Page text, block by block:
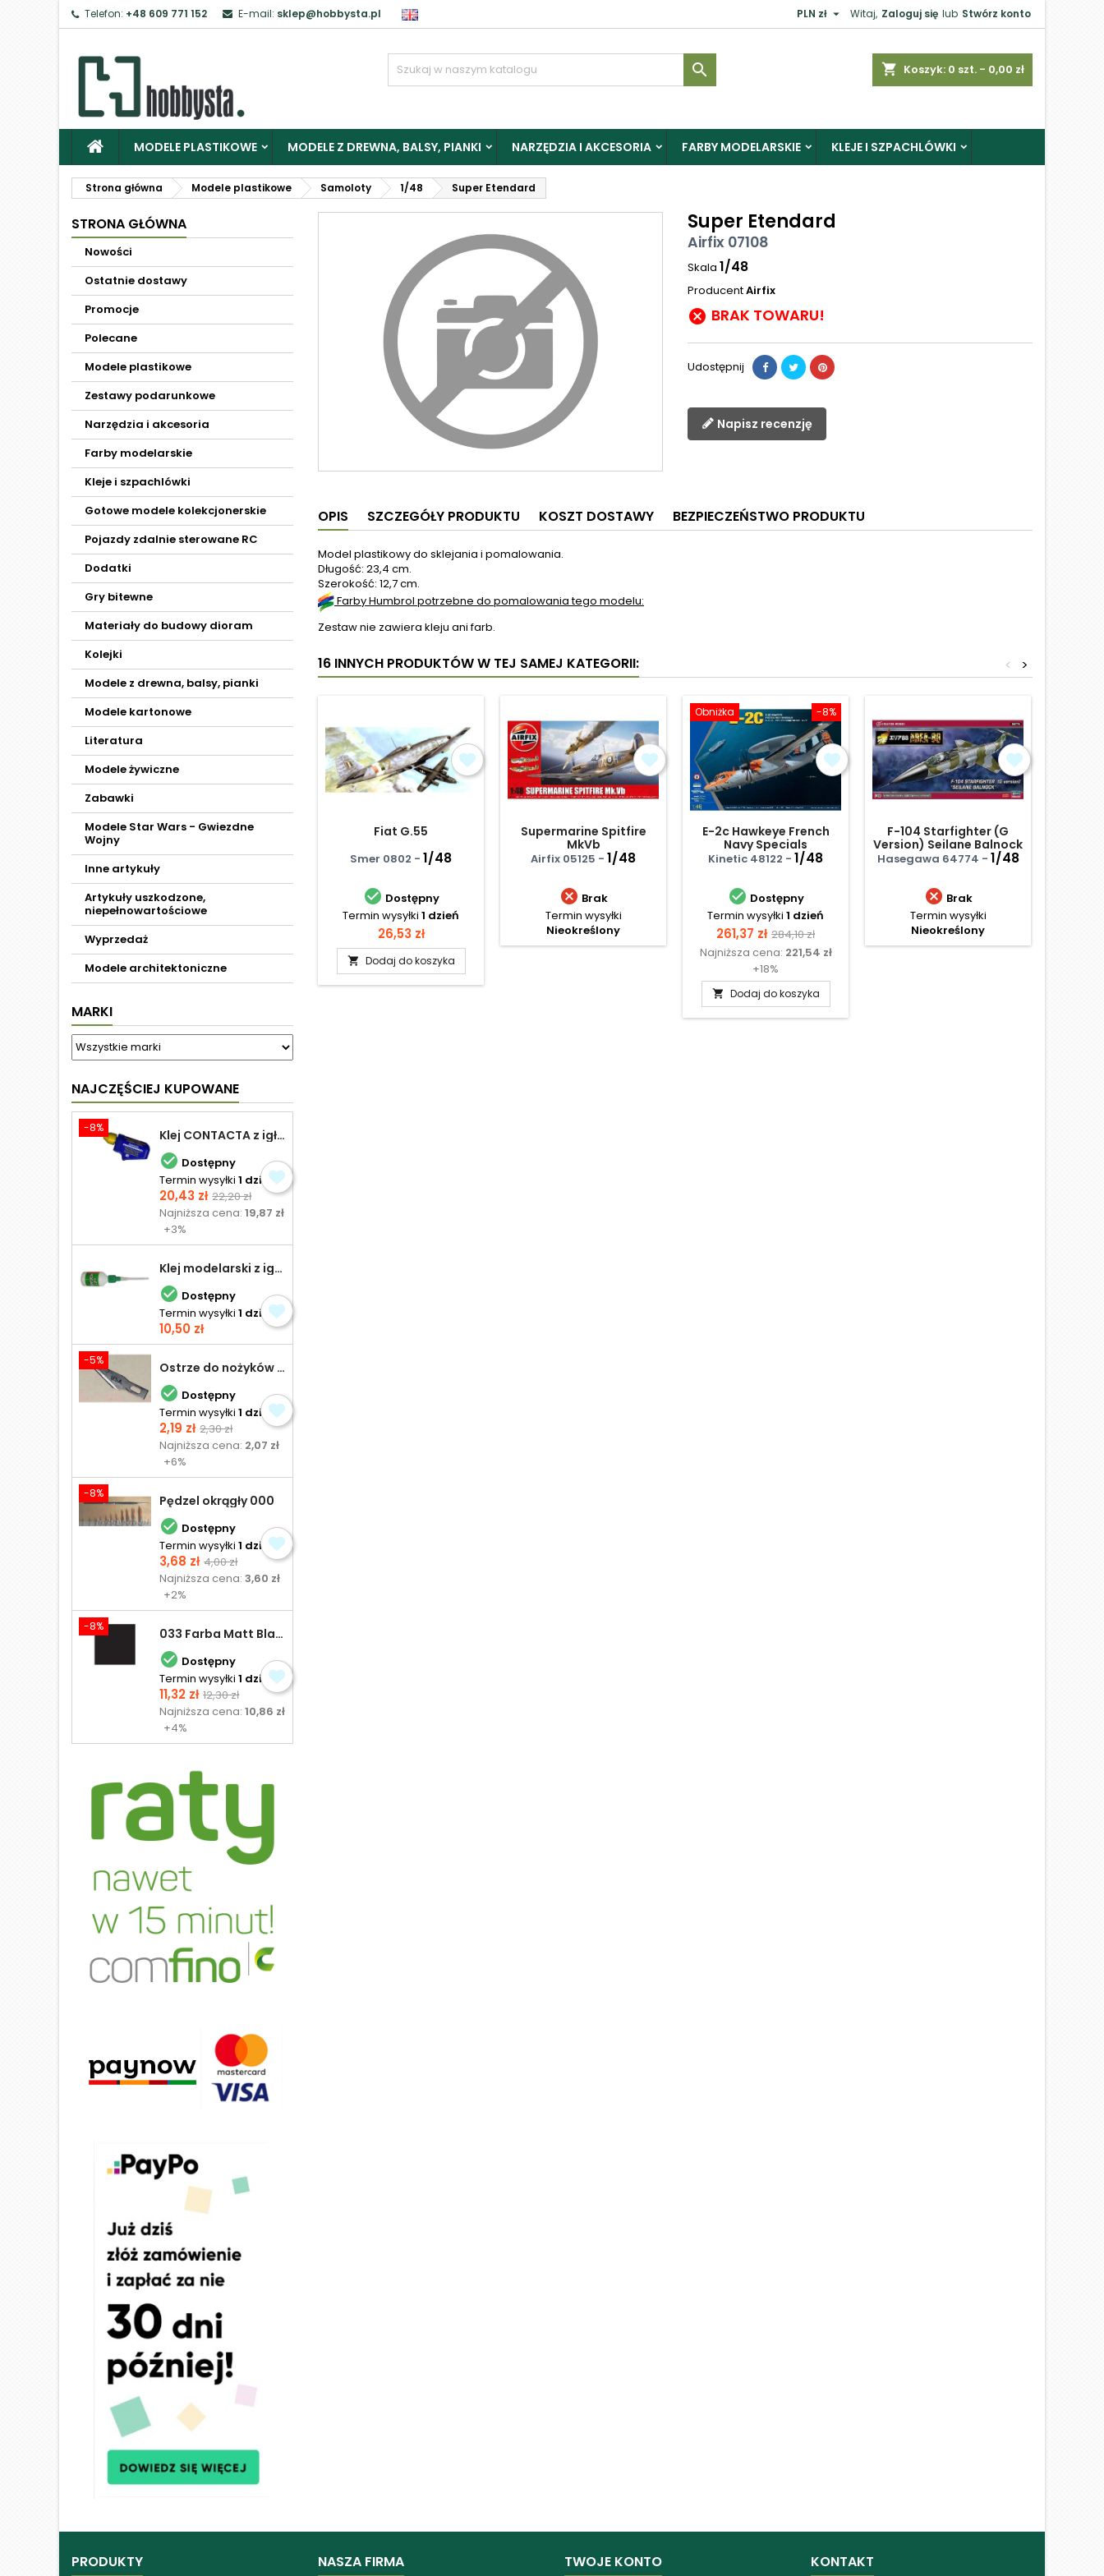
Telefon: +48 609 771 152 E-mail: sklep@hobbysta.pl Witaj, Zaloguj się lub Stwórz konto
PLN zł 
shopping_cart Koszyk: 0 szt. - 0,00 zł

MODELE PLASTIKOWE MODELE Z DREWNA, BALSY, PIANKI NARZĘDZIA I AKCESORIA FARBY MODELARSKIE KLEJE I SZPACHLÓWKI
Strona główna Modele plastikowe Samoloty 1/48 Super Etendard
STRONA GŁÓWNA
Nowości
Ostatnie dostawy
Promocje
Polecane
Modele plastikowe
Zestawy podarunkowe
Narzędzia i akcesoria
Farby modelarskie
Kleje i szpachlówki
Gotowe modele kolekcjonerskie
Pojazdy zdalnie sterowane RC
Dodatki
Gry bitewne
Materiały do budowy dioram
Kolejki
Modele z drewna, balsy, pianki
Modele kartonowe
Literatura
Modele żywiczne
Zabawki
Modele Star Wars - Gwiezdne
Wojny
Inne artykuły
Artykuły uszkodzone,
niepełnowartościowe
Wyprzedaż
Modele architektoniczne
MARKI
NAJCZĘŚCIEJ KUPOWANE
-8% Klej CONTACTA z igłą do plastiku 25,0 g
 Dostępny
Termin wysyłki 1 dzień
Cena
20,43 zł Cena
podstawowa
22,20 zł
Najniższa cena:19,87 zł
+3%
Klej modelarski z igłą 30 ml
 Dostępny
Termin wysyłki 1 dzień
Cena
10,50 zł
-5% Ostrze do nożyków Excel
 Dostępny
Termin wysyłki 1 dzień
Cena
2,19 zł Cena
podstawowa
2,30 zł
Najniższa cena: 2,07 zł
+6%
-8% Pędzel okrągły 000
 Dostępny
Termin wysyłki 1 dzień
Cena
3,68 zł Cena
podstawowa
4,00 zł
Najniższa cena:3,60 zł
+2%
-8% 033 Farba Matt Black - olejna
 Dostępny
Termin wysyłki 1 dzień
Cena
11,32 zł Cena
podstawowa
12,30 zł
Najniższa cena:10,86 zł
+4%
Super Etendard
Airfix 07108
Skala 1/48
ProducentAirfix
 BRAK TOWARU!
Udostępnij
Napisz recenzję
OPIS SZCZEGÓŁY PRODUKTU KOSZT DOSTAWY BEZPIECZEŃSTWO PRODUKTU
Model plastikowy do sklejania i pomalowania.
Długość: 23,4 cm.
Szerokość: 12,7 cm.
Farby Humbrol potrzebne do pomalowania tego modelu:
Zestaw nie zawiera kleju ani farb.
16 INNYCH PRODUKTÓW W TEJ SAMEJ KATEGORII: >
<
Fiat G.55
Smer 0802 - 1/48
 Dostępny
Termin wysyłki 1 dzień
Cena
26,53 zł
 Dodaj do koszyka
Supermarine Spitfire
MkVb
Airfix 05125 - 1/48
 Brak
Termin wysyłki
Nieokreślony
-8%
Obniżka
E-2c Hawkeye French
Navy Specials
Kinetic 48122 - 1/48
 Dostępny
Termin wysyłki 1 dzień
Cena
261,37 zł Cena
podstawowa
284,10 zł
Najniższa cena: 221,54 zł
+18%
 Dodaj do koszyka
F-104 Starfighter (G
Version) Seilane Balnock
Area 88 / Limited
Hasegawa 64774 - 1/48
 Brak
Termin wysyłki
Nieokreślony
PRODUKTY NASZA FIRMA TWOJE KONTO KONTAKT